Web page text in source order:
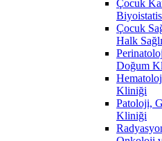
Çocuk
Çocuk
Halk
Doğum
Kliniği
Patoloji,
Kliniği